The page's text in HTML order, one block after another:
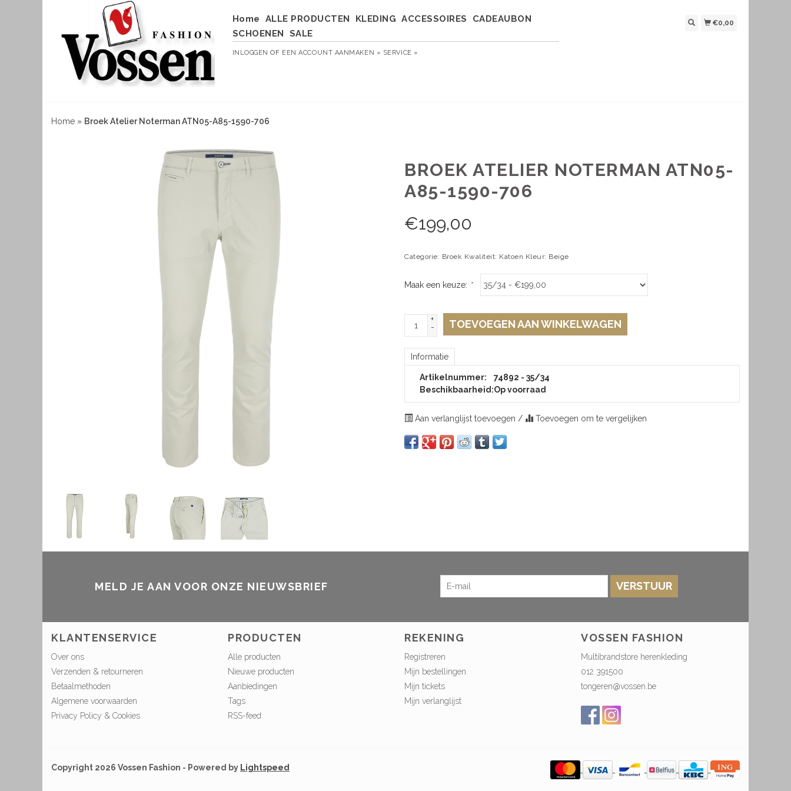
Home ALLE PRODUCTEN KLEDING ACCESSOIRES
CADEAUBON
SCHOENEN
SALE
INLOGGEN OF EEN ACCOUNT AANMAKEN » SERVICE »
€0,00
Home » Broek Atelier Noterman ATN05-A85-1590-706
BROEK ATELIER NOTERMAN ATN05-
A85-1590-706
€199,00
Categorie: Broek Kwaliteit: Katoen Kleur: Beige
Maak een keuze: *
+
-
TOEVOEGEN AAN WINKELWAGEN
Informatie
Artikelnummer:
74892 - 35/34
Beschikbaarheid:Op voorraad
Aan verlanglijst toevoegen / Toevoegen om te vergelijken
MELD JE AAN VOOR ONZE NIEUWSBRIEF VERSTUUR
KLANTENSERVICE
Over ons
Verzenden & retourneren
Betaalmethoden
Algemene voorwaarden
Privacy Policy & Cookies
PRODUCTEN
Alle producten
Nieuwe producten
Aanbiedingen
Tags
RSS-feed
REKENING
Registreren
Mijn bestellingen
Mijn tickets
Mijn verlanglijst
VOSSEN FASHION
Multibrandstore herenkleding
012 391500
tongeren@vossen.be
Copyright 2026 Vossen Fashion - Powered by Lightspeed